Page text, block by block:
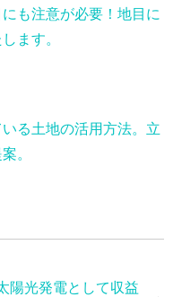
も注意が必要！地目に
ます。
る土地の活用方法。立
。
陽光発電として収益